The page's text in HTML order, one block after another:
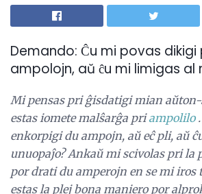
Demando: Ĉu mi povas dikigi
ampolojn, aŭ ĉu mi limigas al
Mi pensas pri ĝisdatigi mian
estas iomete malŝarĝa priampolilo.
enkorpigi du ampojn, aŭ eĉ pli, aŭ
unuopaĵo? Ankaŭ mi scivolas pri la
por drati du amperojn en se mi iros
estas la plej bona maniero por